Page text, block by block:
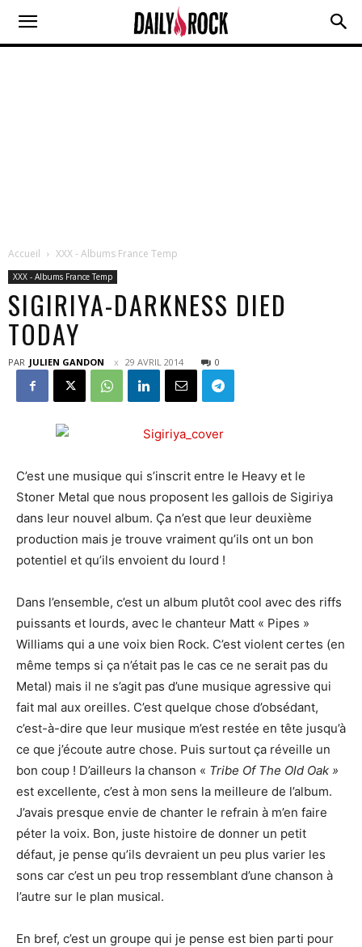
Accueil XXX - Albums France Temp
XXX - Albums France Temp
SIGIRIYA-DARKNESS DIED
TODAY
PAR JULIEN GANDON 29 AVRIL 2014 0
C’est une musique qui s’inscrit entre le Heavy et le
Stoner Metal que nous proposent les gallois de Sigiriya
dans leur nouvel album. Ça n’est que leur deuxième
production mais je trouve vraiment qu’ils ont un bon
potentiel et qu’ils envoient du lourd !
Dans l’ensemble, c’est un album plutôt cool avec des riffs
puissants et lourds, avec le chanteur Matt « Pipes »
Williams qui a une voix bien Rock. C’est violent certes (en
même temps si ça n’était pas le cas ce ne serait pas du
Metal) mais il ne s’agit pas d’une musique agressive qui
fait mal aux oreilles. C’est quelque chose d’obsédant,
c’est-à-dire que leur musique m’est restée en tête jusqu’à
ce que j’écoute autre chose. Puis surtout ça réveille un
bon coup ! D’ailleurs la chanson « Tribe Of The Old Oak »
est excellente, c’est à mon sens la meilleure de l’album.
J’avais presque envie de chanter le refrain à m’en faire
péter la voix. Bon, juste histoire de donner un petit
défaut, je pense qu’ils devraient un peu plus varier les
sons car c’est un peu trop ressemblant d’une chanson à
l’autre sur le plan musical.
En bref, c’est un groupe qui je pense est bien parti pour